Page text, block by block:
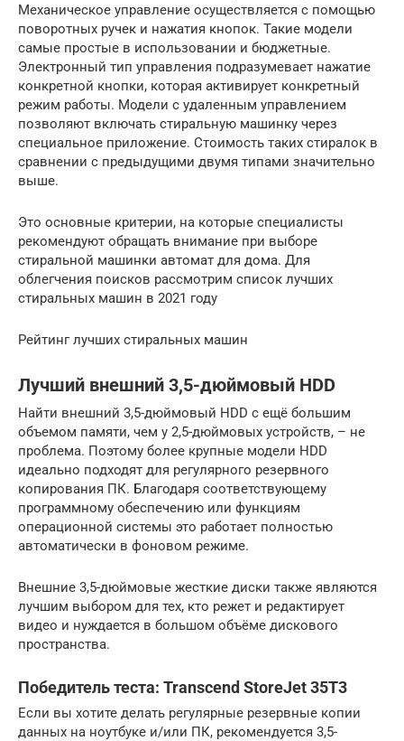
Механическое управление осуществляется с помощью
поворотных ручек и нажатия кнопок. Такие модели
самые простые в использовании и бюджетные.
Электронный тип управления подразумевает нажатие
конкретной кнопки, которая активирует конкретный
режим работы. Модели с удаленным управлением
позволяют включать стиральную машинку через
специальное приложение. Стоимость таких стиралок в
сравнении с предыдущими двумя типами значительно
выше.
Это основные критерии, на которые специалисты
рекомендуют обращать внимание при выборе
стиральной машинки автомат для дома. Для
облегчения поисков рассмотрим список лучших
стиральных машин в 2021 году
Рейтинг лучших стиральных машин
Лучший внешний 3,5-дюймовый HDD
Найти внешний 3,5-дюймовый HDD с ещё большим
объемом памяти, чем у 2,5-дюймовых устройств, – не
проблема. Поэтому более крупные модели HDD
идеально подходят для регулярного резервного
копирования ПК. Благодаря соответствующему
программному обеспечению или функциям
операционной системы это работает полностью
автоматически в фоновом режиме.
Внешние 3,5-дюймовые жесткие диски также являются
лучшим выбором для тех, кто режет и редактирует
видео и нуждается в большом объёме дискового
пространства.
Победитель теста: Transcend StoreJet 35T3
Если вы хотите делать регулярные резервные копии
данных на ноутбуке и/или ПК, рекомендуется 3,5-